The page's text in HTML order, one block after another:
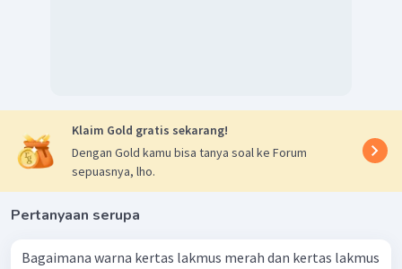
Klaim Gold gratis sekarang!
Dengan Gold kamu bisa tanya soal ke Forum
sepuasnya, lho.
Pertanyaan serupa
Bagaimana warna kertas lakmus merah dan kertas lakmus